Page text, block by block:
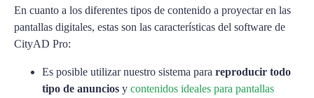
En cuanto a los diferentes tipos de contenido a proyectar en las
pantallas digitales, estas son las características del software de
CityAD Pro:
Es posible utilizar nuestro sistema para reproducir todo
tipo de anuncios y contenidos ideales para pantallas